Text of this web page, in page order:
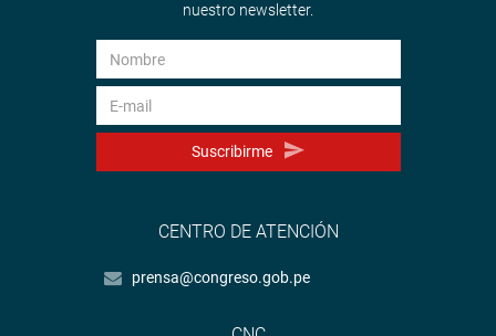
nuestro newsletter.
Suscribirme
CENTRO DE ATENCIÓN
prensa@congreso.gob.pe